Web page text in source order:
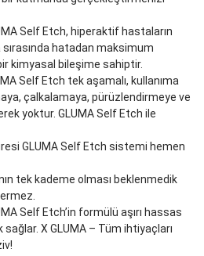
Self Etch, hiperaktif hastaların
hatadan maksimum
kimyasal bileşime sahiptir.
Self Etch tek aşamalı, kullanıma
çalkalamaya, pürüzlendirmeye ve
yoktur. GLUMA Self Etch ile
GLUMA Self Etch sistemi hemen
tek kademe olması beklenmedik
Self Etch’in formülü aşırı hassas
X GLUMA – Tüm ihtiyaçları